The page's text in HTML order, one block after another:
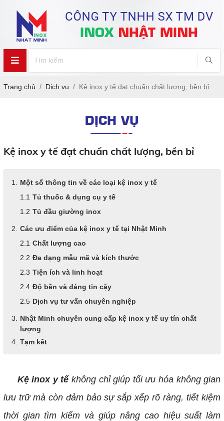
Trang chủ Dịch vụ Kệ inox y tế đạt chuẩn chất lượng, bền bỉ
DỊCH VỤ
Kệ inox y tế đạt chuẩn chất lượng, bền bỉ
Một số thông tin về các loại kệ inox y tế
Tủ thuốc & dụng cụ y tế
Tủ đầu giường inox
Các ưu điểm của kệ inox y tế tại Nhật Minh
Chất lượng cao
Đa dạng mẫu mã và kích thước
Tiện ích và linh hoạt
Độ bền và đáng tin cậy
Dịch vụ tư vấn chuyên nghiệp
Nhật Minh chuyên cung cấp kệ inox y tế uy tín chất
lượng
Tạm kết
Kệ inox y tế không chỉ giúp tối ưu hóa không gian
lưu trữ mà còn đảm bảo sự sắp xếp rõ ràng, tiết kiệm
thời gian tìm kiếm và giúp nâng cao hiệu suất làm